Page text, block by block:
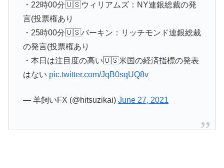
・22時00分🇺🇸ウィリアムズ：NY連銀総裁の発
言(投票権あり
・25時00分🇺🇸バーキン：リッチモンド連銀総裁
の発言(投票権あり
・本日は注目度の高い🇺🇸米国の経済指標の発表
はない pic.twitter.com/JqB0sqUQ8v
— 羊飼いFX (@hitsuzikai) June 27, 2021